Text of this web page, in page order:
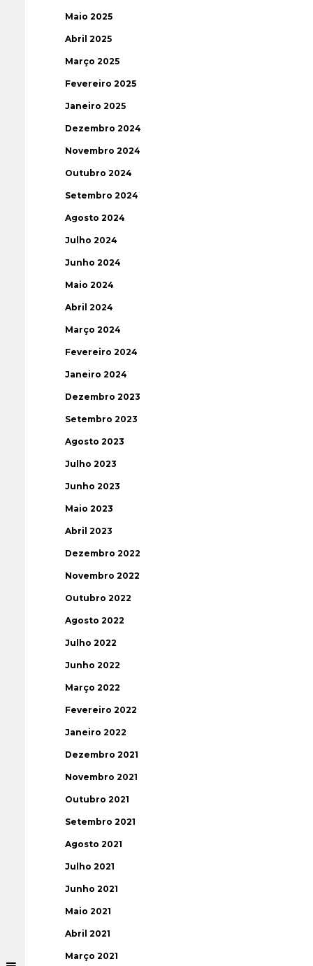
Maio 2025
Abril 2025
Março 2025
Fevereiro 2025
Janeiro 2025
Dezembro 2024
Novembro 2024
Outubro 2024
Setembro 2024
Agosto 2024
Julho 2024
Junho 2024
Maio 2024
Abril 2024
Março 2024
Fevereiro 2024
Janeiro 2024
Dezembro 2023
Setembro 2023
Agosto 2023
Julho 2023
Junho 2023
Maio 2023
Abril 2023
Dezembro 2022
Novembro 2022
Outubro 2022
Agosto 2022
Julho 2022
Junho 2022
Março 2022
Fevereiro 2022
Janeiro 2022
Dezembro 2021
Novembro 2021
Outubro 2021
Setembro 2021
Agosto 2021
Julho 2021
Junho 2021
Maio 2021
Abril 2021
Março 2021